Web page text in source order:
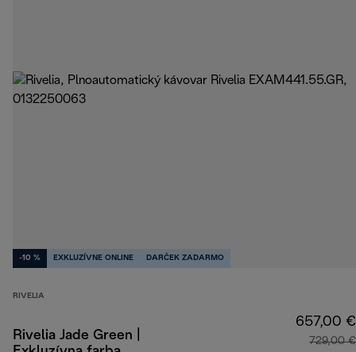
-10 % EXKLUZÍVNE ONLINE DARČEK ZADARMO
RIVELIA
Rivelia Jade Green |
657,00 €
729,00 €